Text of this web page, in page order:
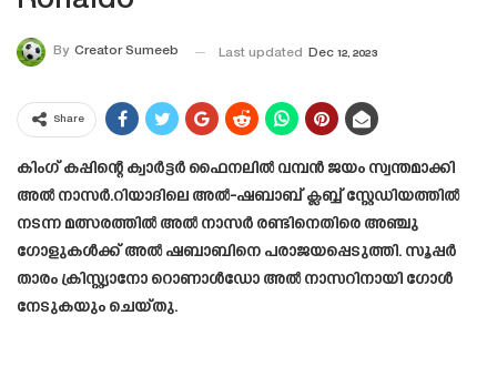
By Creator Sumeeb Last updated Dec 12, 2023
Share
കിംഗ് കപ്പിന്റെ ക്വാർട്ടർ ഫൈനലിൽ വമ്പൻ ജയം സ്വന്തമാക്കി
അൽ നാസർ.റിയാദിലെ അൽ-ഷബാബ് ക്ലബ്ബ് സ്റ്റേഡിയത്തിൽ
നടന്ന മത്സരത്തിൽ അൽ നാസർ രണ്ടിനെതിരെ അഞ്ചു
ഗോളുകൾക്ക് അൽ ഷബാബിനെ പരാജയപ്പെടുത്തി. സൂപ്പർ
താരം ക്രിസ്റ്റ്യാനോ റൊണാൾഡോ അൽ നാസറിനായി ഗോൾ
നേടുകയും ചെയ്തു.